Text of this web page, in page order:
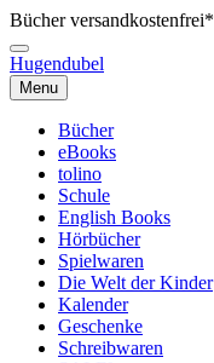
Bücher versandkostenfrei*
Hugendubel
Menu
Bücher
eBooks
tolino
Schule
English Books
Hörbücher
Spielwaren
Die Welt der Kinder
Kalender
Geschenke
Schreibwaren